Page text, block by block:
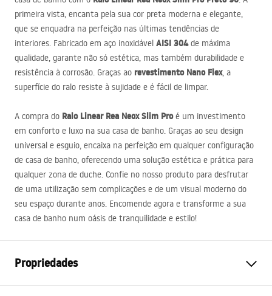
primeira vista, encanta pela sua cor preta moderna e elegante,
que se enquadra na perfeição nas últimas tendências de
interiores. Fabricado em aço inoxidável AISI 304de máxima
qualidade, garante não só estética, mas também durabilidade e
resistência à corrosão. Graças ao revestimento Nano Flex, a
superfície do ralo resiste à sujidade e é fácil de limpar.
A compra do Ralo Linear Rea Neox Slim Proé um investimento
em conforto e luxo na sua casa de banho. Graças ao seu design
universal e esguio, encaixa na perfeição em qualquer configuração
de casa de banho, oferecendo uma solução estética e prática para
qualquer zona de duche. Confie no nosso produto para desfrutar
de uma utilização sem complicações e de um visual moderno do
seu espaço durante anos. Encomende agora e transforme a sua
casa de banho num oásis de tranquilidade e estilo!
Propriedades